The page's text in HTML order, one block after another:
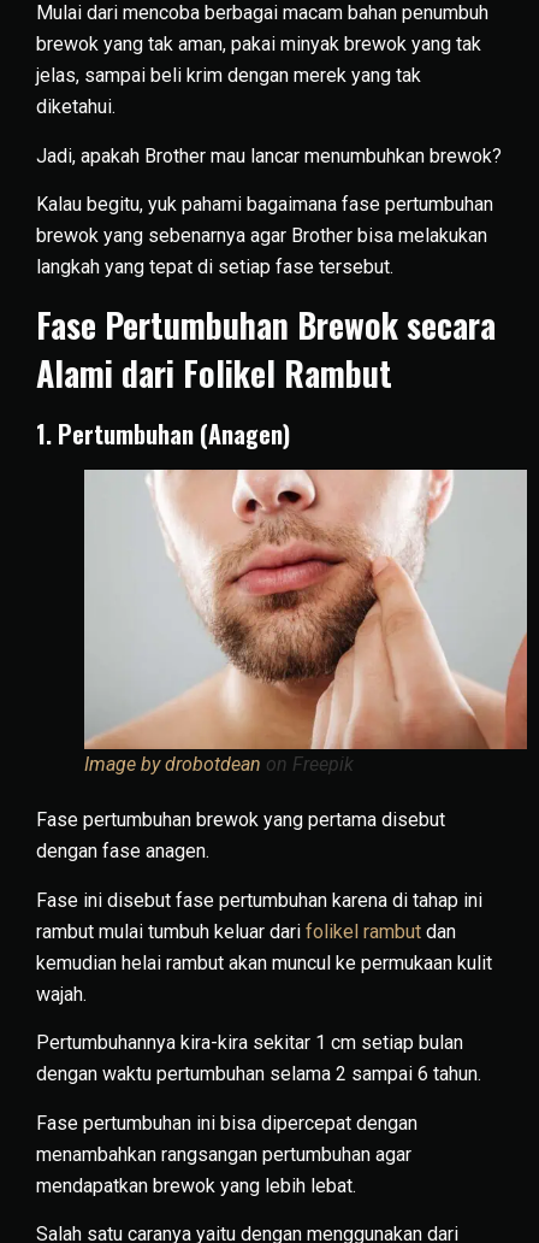
Mulai dari mencoba berbagai macam bahan penumbuh
brewok yang tak aman, pakai minyak brewok yang tak
jelas, sampai beli krim dengan merek yang tak
diketahui.
Jadi, apakah Brother mau lancar menumbuhkan brewok?
Kalau begitu, yuk pahami bagaimana fase pertumbuhan
brewok yang sebenarnya agar Brother bisa melakukan
langkah yang tepat di setiap fase tersebut.
Fase Pertumbuhan Brewok secara
Alami dari Folikel Rambut
1. Pertumbuhan (Anagen)
Image by drobotdean on Freepik
Fase pertumbuhan brewok yang pertama disebut
dengan fase anagen.
Fase ini disebut fase pertumbuhan karena di tahap ini
rambut mulai tumbuh keluar dari folikel rambut dan
kemudian helai rambut akan muncul ke permukaan kulit
wajah.
Pertumbuhannya kira-kira sekitar 1 cm setiap bulan
dengan waktu pertumbuhan selama 2 sampai 6 tahun.
Fase pertumbuhan ini bisa dipercepat dengan
menambahkan rangsangan pertumbuhan agar
mendapatkan brewok yang lebih lebat.
Salah satu caranya yaitu dengan menggunakan dari